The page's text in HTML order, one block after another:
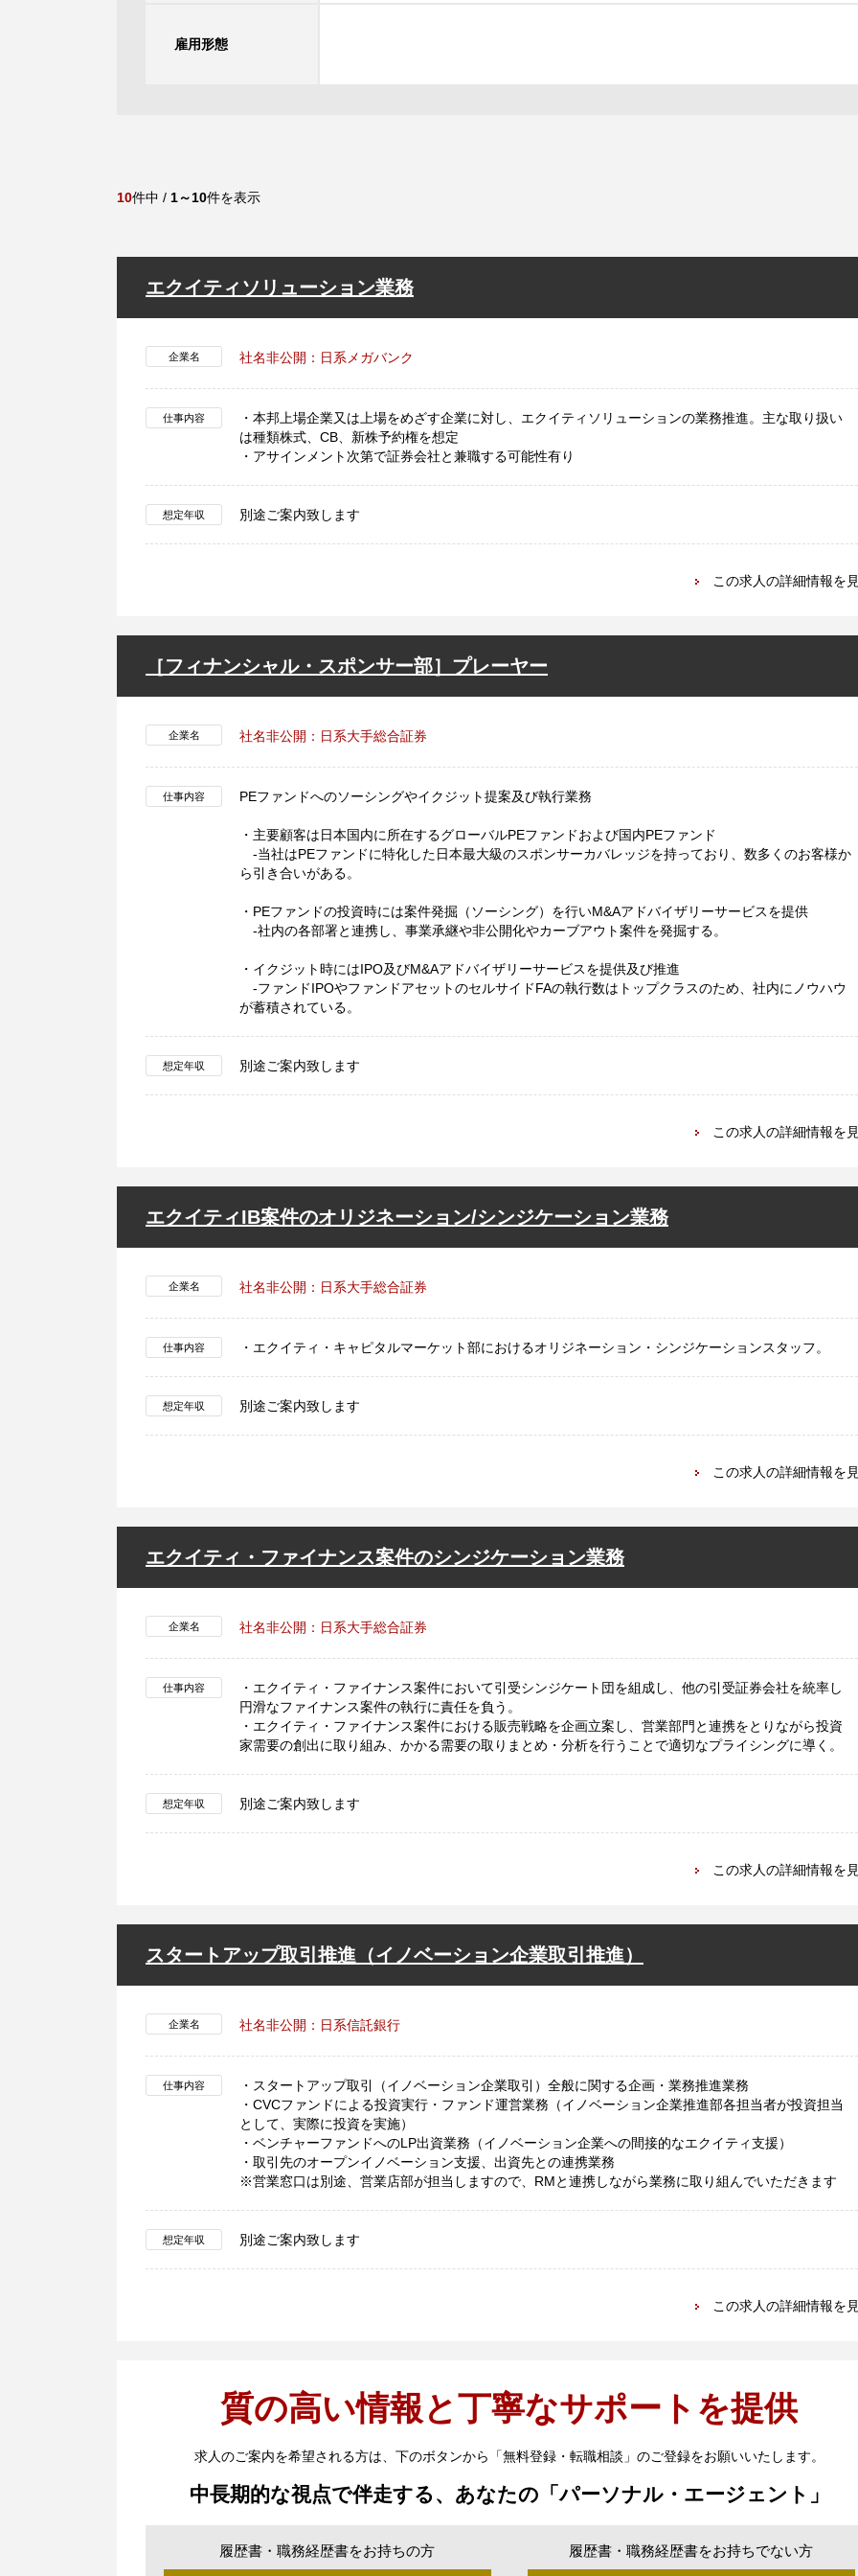
雇用形態
10件中 / 1～10件を表示
エクイティソリューション業務
企業名 社名非公開：日系メガバンク
仕事内容
・本邦上場企業又は上場をめざす企業に対し、エクイティソリューションの業務推進。主な取り扱い
は種類株式、CB、新株予約権を想定
・アサインメント次第で証券会社と兼職する可能性有り
想定年収 別途ご案内致します
この求人の詳細情報を
［フィナンシャル・スポンサー部］プレーヤー
企業名 社名非公開：日系大手総合証券
仕事内容 PEファンドへのソーシングやイクジット提案及び執行業務
・主要顧客は日本国内に所在するグローバルPEファンドおよび国内PEファンド
-当社はPEファンドに特化した日本最大級のスポンサーカバレッジを持っており、数多くのお客様か
ら引き合いがある。
・PEファンドの投資時には案件発掘（ソーシング）を行いM&Aアドバイザリーサービスを提供
-社内の各部署と連携し、事業承継や非公開化やカーブアウト案件を発掘する。
・イクジット時にはIPO及びM&Aアドバイザリーサービスを提供及び推進
-ファンドIPOやファンドアセットのセルサイドFAの執行数はトップクラスのため、社内にノウハウ
が蓄積されている。
想定年収 別途ご案内致します
この求人の詳細情報を
エクイティIB案件のオリジネーション/シンジケーション業務
企業名 社名非公開：日系大手総合証券
仕事内容 ・エクイティ・キャピタルマーケット部におけるオリジネーション・シンジケーションスタッフ。
想定年収 別途ご案内致します
この求人の詳細情報を
エクイティ・ファイナンス案件のシンジケーション業務
企業名 社名非公開：日系大手総合証券
仕事内容
・エクイティ・ファイナンス案件において引受シンジケート団を組成し、他の引受証券会社を統率し
円滑なファイナンス案件の執行に責任を負う。
・エクイティ・ファイナンス案件における販売戦略を企画立案し、営業部門と連携をとりながら投資
家需要の創出に取り組み、かかる需要の取りまとめ・分析を行うことで適切なプライシングに導く。
想定年収 別途ご案内致します
この求人の詳細情報を
スタートアップ取引推進（イノベーション企業取引推進）
企業名 社名非公開：日系信託銀行
仕事内容
・スタートアップ取引（イノベーション企業取引）全般に関する企画・業務推進業務
・CVCファンドによる投資実行・ファンド運営業務（イノベーション企業推進部各担当者が投資担当
として、実際に投資を実施）
・ベンチャーファンドへのLP出資業務（イノベーション企業への間接的なエクイティ支援）
・取引先のオープンイノベーション支援、出資先との連携業務
※営業窓口は別途、営業店部が担当しますので、RMと連携しながら業務に取り組んでいただきます
想定年収 別途ご案内致します
この求人の詳細情報を
質の高い情報と丁寧なサポートを提供
求人のご案内を希望される方は、下のボタンから「無料登録・転職相談」のご登録をお願いいたします。
中長期的な視点で伴走する、あなたの「パーソナル・エージェント」
履歴書・職務経歴書をお持ちの方 履歴書・職務経歴書をお持ちでない方